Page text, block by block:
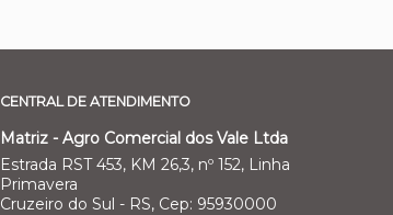
CENTRAL DE ATENDIMENTO
Matriz - Agro Comercial dos Vale Ltda
Estrada RST 453, KM 26,3, nº 152, Linha
Primavera
Cruzeiro do Sul - RS, Cep: 95930000